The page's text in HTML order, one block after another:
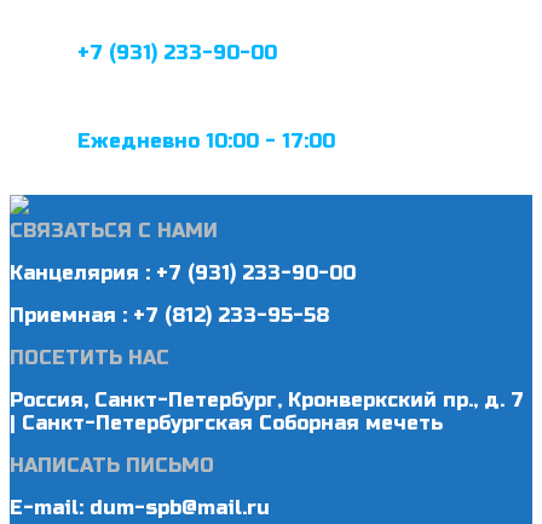
+7 (931) 233-90-00
Ежедневно 10:00 - 17:00
СВЯЗАТЬСЯ С НАМИ
Канцелярия : +7 (931) 233-90-00
Приемная : +7 (812) 233-95-58
ПОСЕТИТЬ НАС
Россия, Санкт-Петербург, Кронверкский пр., д. 7
| Санкт-Петербургская Соборная мечеть
НАПИСАТЬ ПИСЬМО
E-mail: dum-spb@mail.ru